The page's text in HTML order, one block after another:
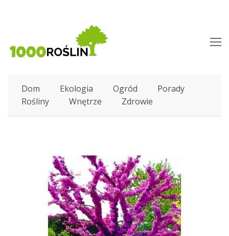
Dom Ekologia Ogród
Porady
Rośliny
Wnętrze Zdrowie